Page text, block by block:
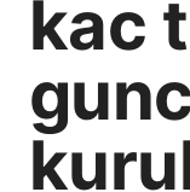
kac